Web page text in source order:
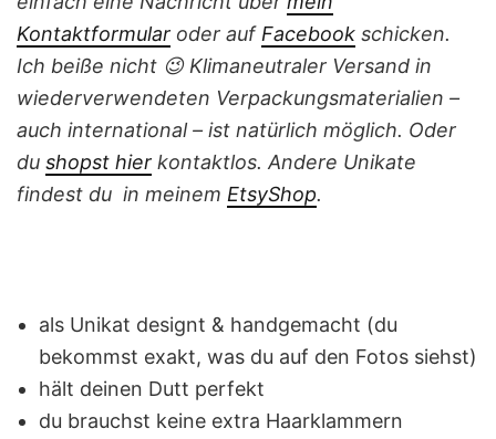
Kontaktformular oder auf Facebook schicken.
Ich beiße nicht 😉 Klimaneutraler Versand in
wiederverwendeten Verpackungsmaterialien –
auch international – ist natürlich möglich. Oder
du shopst hier kontaktlos. Andere Unikate
findest du in meinem EtsyShop.
als Unikat designt & handgemacht (du
bekommst exakt, was du auf den Fotos siehst)
hält deinen Dutt perfekt
du brauchst keine extra Haarklammern